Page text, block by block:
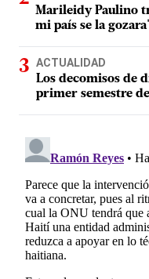
Marileidy Paulino
mi país se la
ACTUALIDAD
Los decomisos de
primer semestre